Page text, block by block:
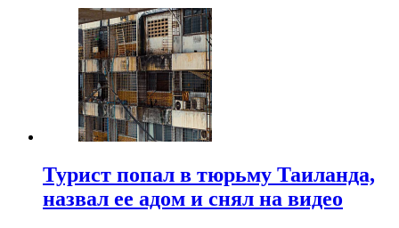
Турист попал в тюрьму Таиланда,
назвал ее адом и снял на видео